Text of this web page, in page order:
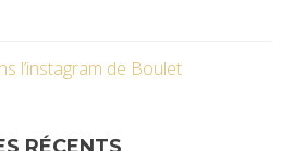
l’instagram de Boulet